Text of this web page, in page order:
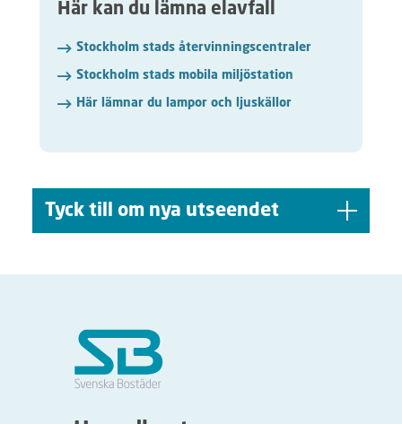
Här kan du lämna elavfall
Stockholm stads återvinningscentraler
Stockholm stads mobila miljöstation
Här lämnar du lampor och ljuskällor
Tyck till om nya utseendet